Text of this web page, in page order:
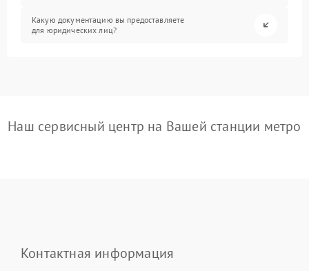
Какую документацию вы предоставляете
для юридических лиц?
Наш сервисный центр на Вашей станции метро
Контактная информация